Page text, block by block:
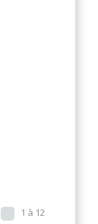
1 à 12